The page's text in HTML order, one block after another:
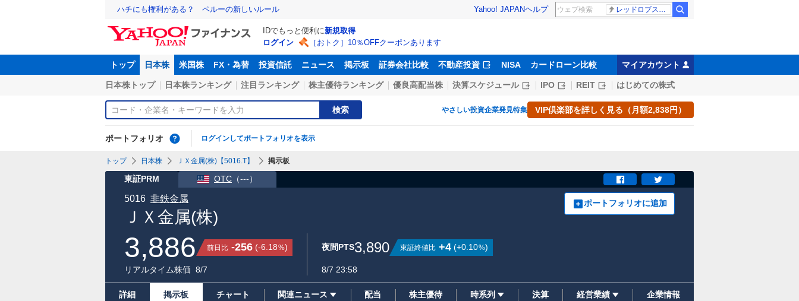
ハチにも権利がある？ ペルーの新しいルール Yahoo! JAPANヘルプ レッドロブスター
IDでもっと便利に新規取得
ログイン
［おトク］10％OFFクーポンあります
トップ 日本株 米国株 FX・為替 投資信託 ニュース 掲示板 証券会社比較 不動産投資 NISA カードローン比較 マイアカウント
日本株トップ 日本株ランキング 注目ランキング 株主優待ランキング 優良高配当株 決算スケジュール IPO REIT はじめての株式
検索 やさしい投資企業発見特集 VIP倶楽部を詳しく見る（月額2,838円）
ポートフォリオ ログインしてポートフォリオを表示
トップ 日本株 ＪＸ金属(株)【5016.T】 掲示板
東証PRM OTC （---）
ＪＸ金属(株)
5016 非鉄金属 ポートフォリオに追加
3,886 前日比 -256 (-6.18%)
リアルタイム株価 8/7
夜間PTS3,890 東証終値比 +4 (+0.10%)
8/7 23:58
詳細 掲示板 チャート 関連ニュース 配当 株主優待 時系列 決算 経営業績 企業情報